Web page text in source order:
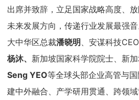
出席并致辞，立足国家战略高度、
未来发展方向，传递行业发展最强音
大中华区总裁潘晓明 、安谋科技CEO
杨沐、 新加坡国家科学院院士、新
Seng YEO等全球头部企业高管与
建中外融合、产学研用贯通、跨领域